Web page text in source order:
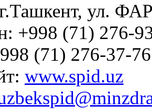
ул.
+998 (71) 276-
(71) 276-37-76
www.spid.uz